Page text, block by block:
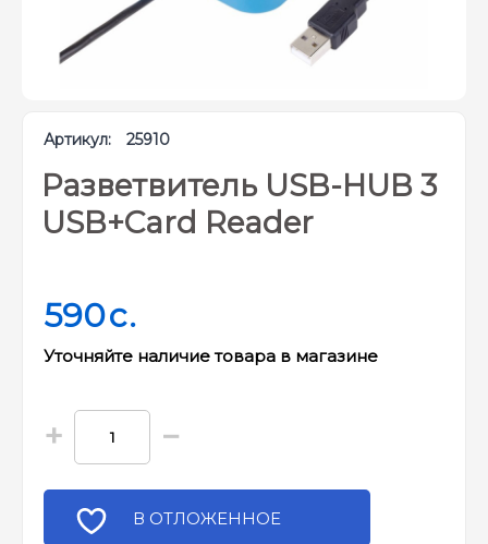
Артикул: 25910
Разветвитель USB-HUB 3
USB+Card Reader
590c.
Уточняйте наличие товара в магазине
+ −
В ОТЛОЖЕННОЕ